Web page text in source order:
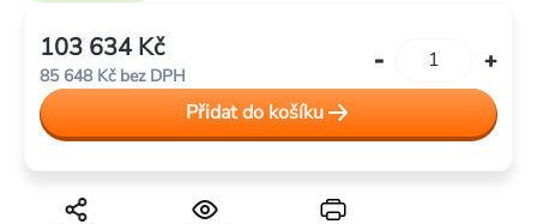
103 634 Kč
85 648 Kč bez DPH
Měrná
cena:
Přidat do košíku